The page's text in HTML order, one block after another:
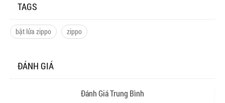
TAGS
bật lửa zippo zippo
ĐÁNH GIÁ
Đánh Giá Trung Bình